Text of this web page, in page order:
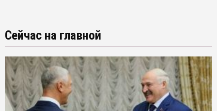
Сейчас на главной